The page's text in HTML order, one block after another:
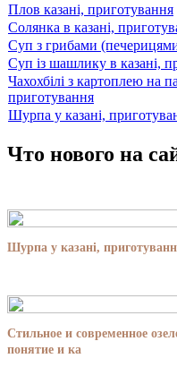
Плов казані, приготування
Солянка в казані,
Суп з грибами
Суп із шашлику в казані,
Чахохбілі з картоплею на
приготування
Шурпа у казані,
Что нового на
Шурпа у казані,
Стильное и современное
понятие и ка